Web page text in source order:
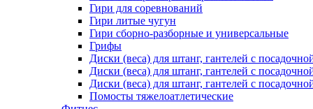
Гири для соревнований
Гири литые чугун
Гири сборно-разборные и универсальные
Грифы
Диски (веса) для штанг, гантелей с
Диски (веса) для штанг, гантелей с
Диски (веса) для штанг, гантелей с
Помосты тяжелоатлетические